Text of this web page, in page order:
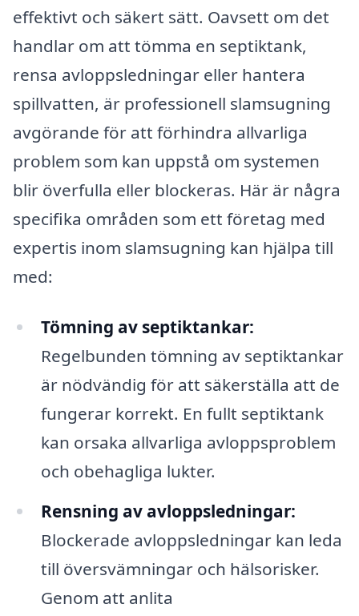
effektivt och säkert sätt. Oavsett om det
handlar om att tömma en septiktank,
rensa avloppsledningar eller hantera
spillvatten, är professionell slamsugning
avgörande för att förhindra allvarliga
problem som kan uppstå om systemen
blir överfulla eller blockeras. Här är några
specifika områden som ett företag med
expertis inom slamsugning kan hjälpa till
med:
Tömning av septiktankar:
Regelbunden tömning av septiktankar
är nödvändig för att säkerställa att de
fungerar korrekt. En fullt septiktank
kan orsaka allvarliga avloppsproblem
och obehagliga lukter.
Rensning av avloppsledningar:
Blockerade avloppsledningar kan leda
till översvämningar och hälsorisker.
Genom att anlita